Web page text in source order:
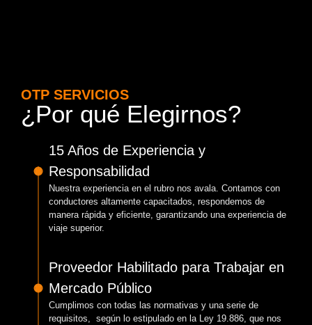
OTP SERVICIOS
¿Por qué Elegirnos?
15 Años de Experiencia y
Responsabilidad
Nuestra experiencia en el rubro nos avala. Contamos con
conductores altamente capacitados, respondemos de
manera rápida y eficiente, garantizando una experiencia de
viaje superior.
Proveedor Habilitado para Trabajar en
Mercado Público
Cumplimos con todas las normativas y una serie de
requisitos, según lo estipulado en la Ley 19.886, que nos